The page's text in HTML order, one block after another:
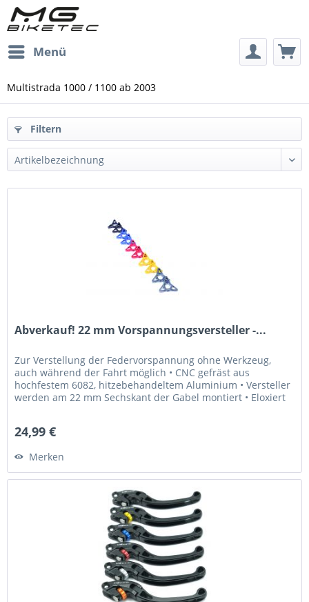
Menü
Multistrada 1000 / 1100 ab 2003
Filtern
Abverkauf! 22 mm Vorspannungsversteller -...
Zur Verstellung der Federvorspannung ohne Werkzeug,
auch während der Fahrt möglich • CNC gefräst aus
hochfestem 6082, hitzebehandeltem Aluminium • Versteller
werden am 22 mm Sechskant der Gabel montiert • Eloxiert
24,99 €
Merken